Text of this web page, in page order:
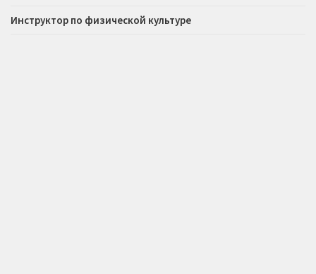
Инструктор по физической культуре